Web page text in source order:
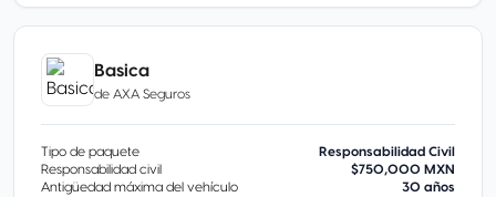
Basica
de AXA Seguros
Tipo de paquete
Responsabilidad Civil
Responsabilidad civil
$750,000 MXN
Antigüedad máxima del vehículo
30 años